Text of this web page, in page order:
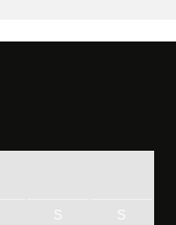
S S